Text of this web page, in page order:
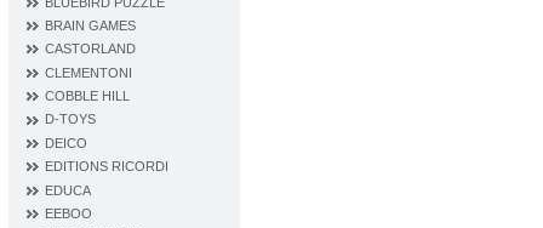
BRAIN GAMES
CASTORLAND
CLEMENTONI
COBBLE HILL
D‐TOYS
DEICO
EDITIONS RICORDI
EDUCA
EEBOO